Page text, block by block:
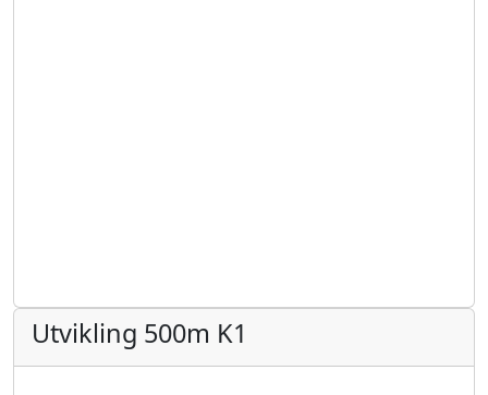
Utvikling 500m K1